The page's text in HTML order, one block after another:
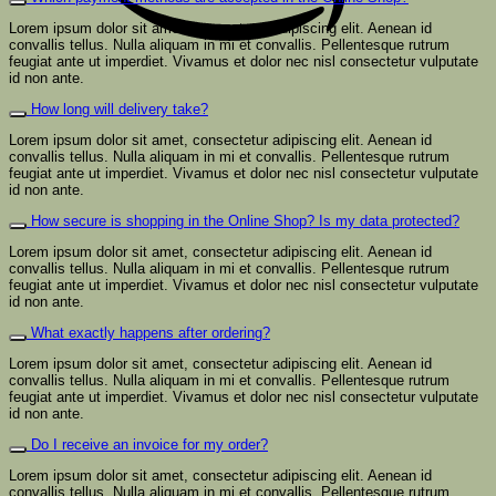
Lorem ipsum dolor sit amet, consectetur adipiscing elit. Aenean id
convallis tellus. Nulla aliquam in mi et convallis. Pellentesque rutrum
feugiat ante ut imperdiet. Vivamus et dolor nec nisl consectetur vulputate
id non ante.
How long will delivery take?
Lorem ipsum dolor sit amet, consectetur adipiscing elit. Aenean id
convallis tellus. Nulla aliquam in mi et convallis. Pellentesque rutrum
feugiat ante ut imperdiet. Vivamus et dolor nec nisl consectetur vulputate
id non ante.
How secure is shopping in the Online Shop? Is my data protected?
Lorem ipsum dolor sit amet, consectetur adipiscing elit. Aenean id
convallis tellus. Nulla aliquam in mi et convallis. Pellentesque rutrum
feugiat ante ut imperdiet. Vivamus et dolor nec nisl consectetur vulputate
id non ante.
What exactly happens after ordering?
Lorem ipsum dolor sit amet, consectetur adipiscing elit. Aenean id
convallis tellus. Nulla aliquam in mi et convallis. Pellentesque rutrum
feugiat ante ut imperdiet. Vivamus et dolor nec nisl consectetur vulputate
id non ante.
Do I receive an invoice for my order?
Lorem ipsum dolor sit amet, consectetur adipiscing elit. Aenean id
convallis tellus. Nulla aliquam in mi et convallis. Pellentesque rutrum